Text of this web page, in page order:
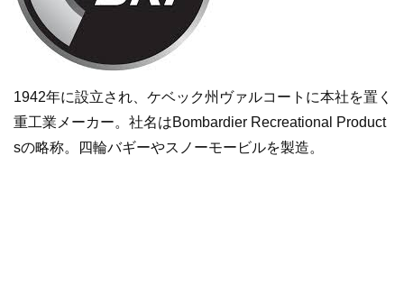
1942年に設立され、ケベック州ヴァルコートに本社を置く
重工業メーカー。社名はBombardier Recreational Product
sの略称。四輪バギーやスノーモービルを製造。